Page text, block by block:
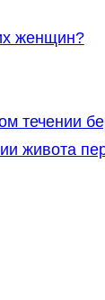
женщин?
течении
живота